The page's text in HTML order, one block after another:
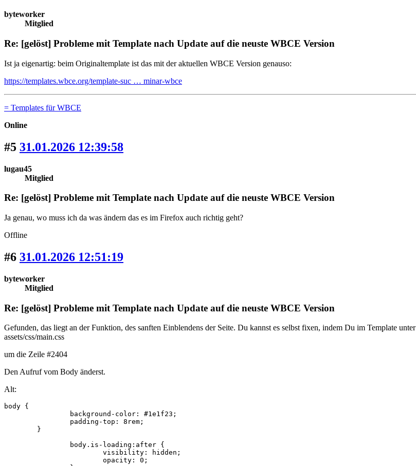
byteworker
Mitglied
Re: [gelöst] Probleme mit Template nach Update auf die neuste WBCE Version
Ist ja eigenartig: beim Originaltemplate ist das mit der aktuellen WBCE Version genauso:
https://templates.wbce.org/template-suc … minar-wbce
= Templates für WBCE
Online
#5 31.01.2026 12:39:58
lugau45
Mitglied
Re: [gelöst] Probleme mit Template nach Update auf die neuste WBCE Version
Ja genau, wo muss ich da was ändern das es im Firefox auch richtig geht?
Offline
#6 31.01.2026 12:51:19
byteworker
Mitglied
Re: [gelöst] Probleme mit Template nach Update auf die neuste WBCE Version
Gefunden, das liegt an der Funktion, des sanften Einblendens der Seite. Du kannst es selbst fixen, indem Du im Template unter
assets/css/main.css
um die Zeile #2404
Den Aufruf vom Body änderst.
Alt:
body {